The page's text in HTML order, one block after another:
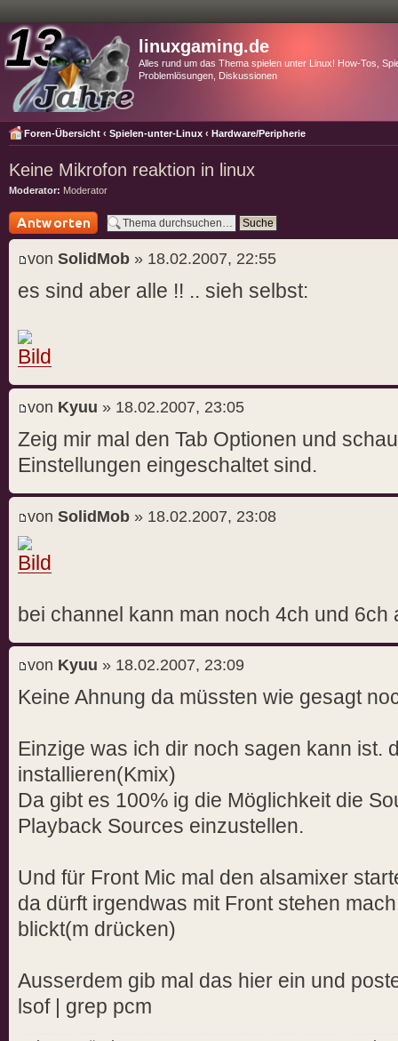
linuxgaming.de
Alles rund um das Thema spielen unter Linux! How-Tos,
Problemlösungen, Diskussionen
Foren-Übersicht ‹ Spielen-unter-Linux ‹ Hardware/Peripherie
Keine Mikrofon reaktion in linux
Moderator: Moderator
Antwort schreiben
von SolidMob » 18.02.2007, 22:55
es sind aber alle !! .. sieh selbst:
von Kyuu » 18.02.2007, 23:05
Zeig mir mal den Tab Optionen und
Einstellungen eingeschaltet sind.
von SolidMob » 18.02.2007, 23:08
bei channel kann man noch 4ch und 6ch
von Kyuu » 18.02.2007, 23:09
Keine Ahnung da müssten wie gesagt
Einzige was ich dir noch sagen kann ist.
installieren(Kmix)
Da gibt es 100% ig die Möglichkeit die
Playback Sources einzustellen.
Und für Front Mic mal den alsamixer
da dürft irgendwas mit Front stehen
blickt(m drücken)
Ausserdem gib mal das hier ein und
lsof | grep pcm